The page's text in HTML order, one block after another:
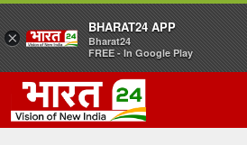
×
BHARAT24 APP
Bharat24
FREE - In Google Play